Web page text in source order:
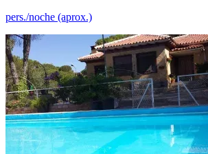
pers./noche (aprox.)